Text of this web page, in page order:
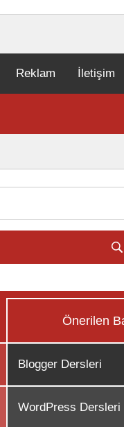
Reklam İletişim
Önerilen
Blogger Dersleri
WordPress Dersleri